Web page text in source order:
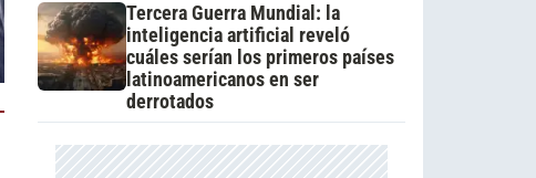
Tercera Guerra Mundial: la
inteligencia artificial reveló
cuáles serían los primeros países
latinoamericanos en ser
derrotados